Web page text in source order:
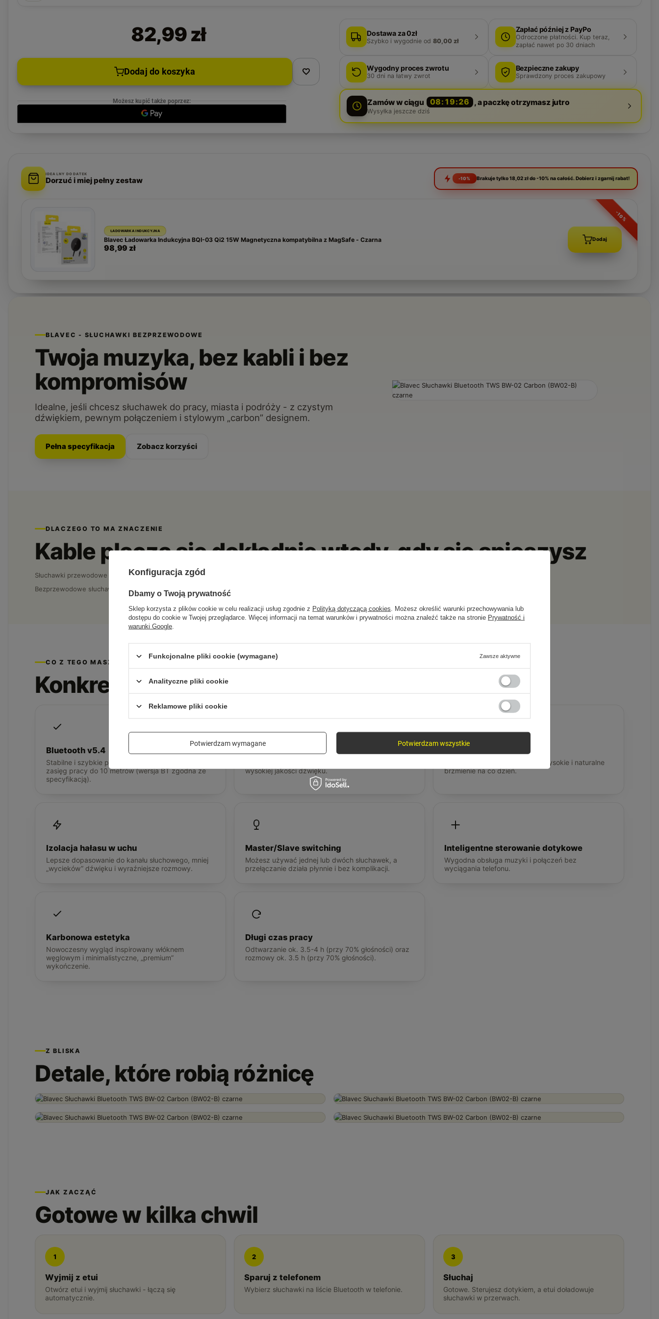
82,99 zł
Dodaj do koszyka
Możesz kupić także poprzez:
Dostawa za 0zł
Szybko i wygodnie od 80,00 zł
Zapłać później z PayPo
Odroczone płatności. Kup teraz,
zapłać nawet po 30 dniach
Wygodny proces zwrotu
30 dni na łatwy zwrot
Bezpieczne zakupy
Sprawdzony proces zakupowy
Zamów w ciągu 08:19:25 , a paczkę otrzymasz jutro
Wysyłka jeszcze dziś
IDEALNY DODATEK
Dorzuć i miej pełny zestaw -10% Brakuje tylko 18,02 zł do -10% na całość. Dobierz i zgarnij rabat!
-10%
ŁADOWARKA INDUKCYJNA
Blavec Ładowarka Indukcyjna BQI-03 Qi2 15W Magnetyczna kompatybilna z MagSafe - Czarna
98,99 zł
Dodaj
BLAVEC - SŁUCHAWKI BEZPRZEWODOWE
Twoja muzyka, bez kabli i bez
kompromisów
Idealne, jeśli chcesz słuchawek do pracy, miasta i podróży - z czystym
dźwiękiem, pewnym połączeniem i stylowym „carbon” designem.
Pełna specyfikacja Zobacz korzyści
DLACZEGO TO MA ZNACZENIE
Kable plączą się dokładnie wtedy, gdy się spieszysz
Słuchawki przewodowe zaczepiają o wszystko, a w ruchu po prostu przeszkadzają.
Bezprzewodowe słuchawki dają swobodę: czysty dźwięk, wygodne sterowanie i etui, które ładuje je w drodze. Wkładasz i słuchasz.
CO Z TEGO MASZ
Konkretne korzyści, nie slogany
Bluetooth v5.4
Stabilne i szybkie połączenie, płynna transmisja i
zasięg pracy do 10 metrów (wersja BT zgodna ze
specyfikacją).
Chipset AB5756
wysokiej jakości dźwięku.
HIFI | czyste brzmienie
Mocniejszy bas, wyraźne tony wysokie i naturalne
brzmienie na co dzień.
Izolacja hałasu w uchu
Lepsze dopasowanie do kanału słuchowego, mniej
„wycieków” dźwięku i wyraźniejsze rozmowy.
Master/Slave switching
Możesz używać jednej lub dwóch słuchawek, a
przełączanie działa płynnie i bez komplikacji.
Inteligentne sterowanie dotykowe
Wygodna obsługa muzyki i połączeń bez
wyciągania telefonu.
Karbonowa estetyka
Nowoczesny wygląd inspirowany włóknem
węglowym i minimalistyczne, „premium”
wykończenie.
Długi czas pracy
Odtwarzanie ok. 3.5-4 h (przy 70% głośności) oraz
rozmowy ok. 3.5 h (przy 70% głośności).
Z BLISKA
Detale, które robią różnicę
JAK ZACZĄĆ
Gotowe w kilka chwil
1
Wyjmij z etui
Otwórz etui i wyjmij słuchawki - łączą się
automatycznie.
2
Sparuj z telefonem
Wybierz słuchawki na liście Bluetooth w telefonie.
3
Słuchaj
Gotowe. Sterujesz dotykiem, a etui doładowuje
słuchawki w przerwach.
Konfiguracja zgód
Dbamy o Twoją prywatność
Sklep korzysta z plików cookie w celu realizacji usług zgodnie z Polityką dotyczącą cookies . Możesz określić warunki przechowywania lub
dostępu do cookie w Twojej przeglądarce. Więcej informacji na temat warunków i prywatności można znaleźć także na stronie Prywatność i
warunki Google
Funkcjonalne pliki cookie (wymagane) Zawsze aktywne
Analityczne pliki cookie
Reklamowe pliki cookie
Potwierdzam wymagane Potwierdzam wszystkie